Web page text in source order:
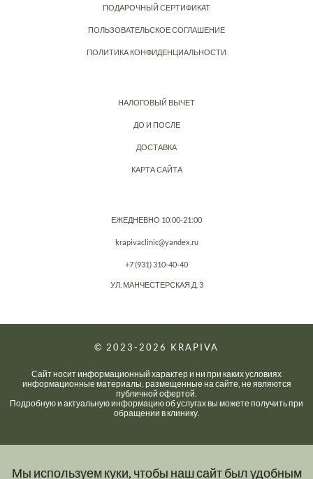
Мы используем куки, чтобы наш сайт был удобным
ПОДАРОЧНЫЙ СЕРТИФИКАТ
ПОЛЬЗОВАТЕЛЬСКОЕ СОГЛАШЕНИЕ
ПОЛИТИКА КОНФИДЕНЦИАЛЬНОСТИ
НАЛОГОВЫЙ ВЫЧЕТ
ДО И ПОСЛЕ
ДОСТАВКА
КАРТА САЙТА
ЕЖЕДНЕВНО 10:00-21:00
krapivaclinic@yandex.ru
+7 (931) 310-40-40
УЛ. МАНЧЕСТЕРСКАЯ Д. 3
© 2023-2026 KRAPIVA
Сайт носит информационный характер и ни при каких условиях
информационные материалы, размещенные на сайте, не являются
публичной офертой.
Подробную и актуальную информацию об услугах вы можете получить при
обращении в клинику.